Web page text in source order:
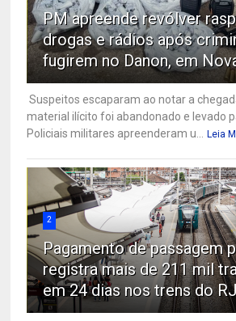
PM apreende revólver
drogas e rádios após
fugirem no Danon, em
Suspeitos escaparam ao notar a
material ilícito foi abandonado e levado
Policiais militares apreenderam u...
Leia
2
Pagamento de passagem
registra mais de 211 mil
em 24 dias nos trens do